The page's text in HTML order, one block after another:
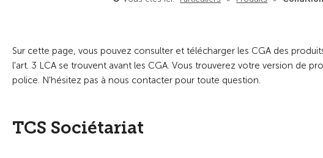
Sur cette page, vous pouvez consulter et télécharger les CGA des
l'art. 3 LCA se trouvent avant les CGA. Vous trouverez votre version de
police. N'hésitez pas à nous contacter pour toute question.
TCS Sociétariat